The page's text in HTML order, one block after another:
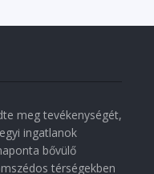
meg tevékenységét,
ingatlanok
bővülő
térségekben